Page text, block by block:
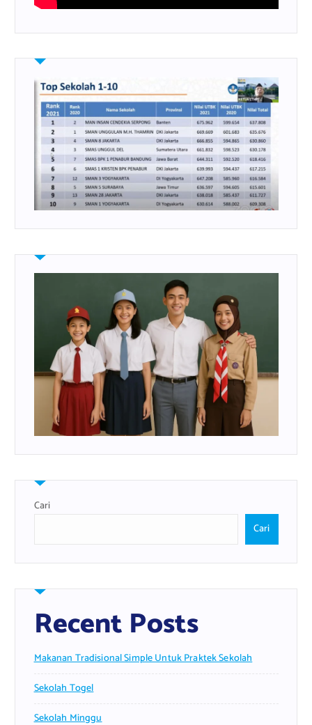
Cari
Cari
Recent Posts
Makanan Tradisional Simple Untuk Praktek Sekolah
Sekolah Togel
Sekolah Minggu